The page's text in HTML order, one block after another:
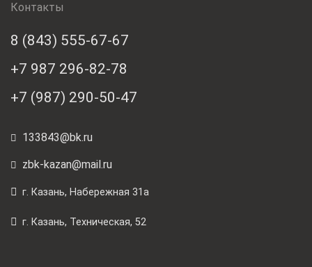
Контакты
8 (843) 555-67-67
+7 987 296-82-78
+7 (987) 290-50-47
133843@bk.ru
zbk-kazan@mail.ru
г. Казань, Набережная 31а
г. Казань, Техническая, 52